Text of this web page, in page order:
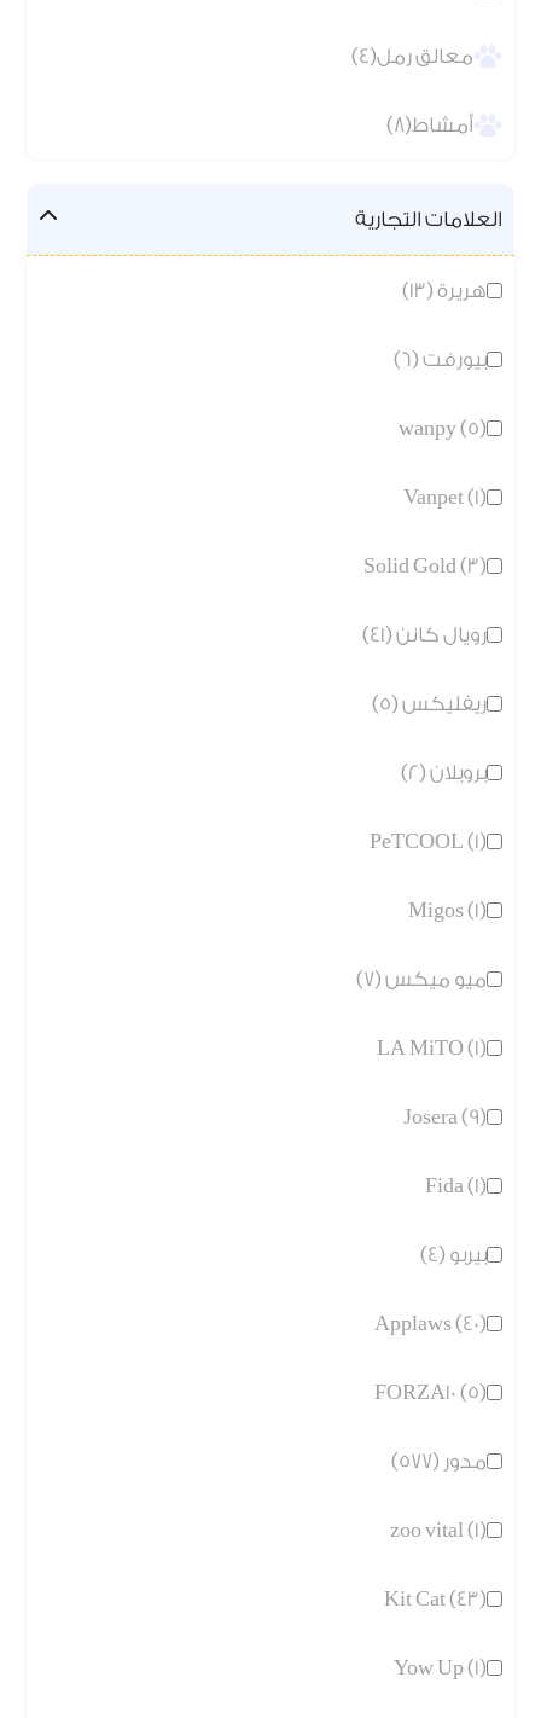
معالق رمل(4)
أمشاط(8)
العلامات التجارية
هريرة (13)
بيورفت (6)
wanpy (5)
Vanpet (1)
Solid Gold (3)
رويال كانن (41)
ريفليكس (5)
بروبلان (2)
PeTCOOL (1)
Migos (1)
ميو ميكس (7)
LA MiTO (1)
Josera (9)
Fida (1)
بيربو (4)
Applaws (40)
FORZA10 (5)
مدور (577)
zoo vital (1)
Kit Cat (43)
Yow Up (1)